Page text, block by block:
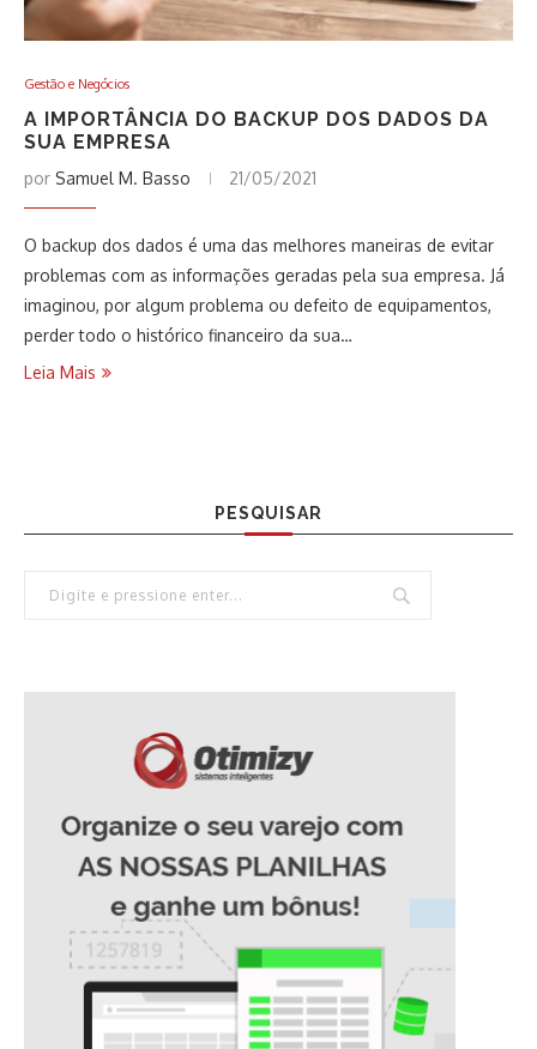
Gestão e Negócios
A IMPORTÂNCIA DO BACKUP DOS DADOS DA
SUA EMPRESA
por Samuel M. Basso 21/05/2021
O backup dos dados é uma das melhores maneiras de evitar
problemas com as informações geradas pela sua empresa. Já
imaginou, por algum problema ou defeito de equipamentos,
perder todo o histórico financeiro da sua…
Leia Mais
PESQUISAR